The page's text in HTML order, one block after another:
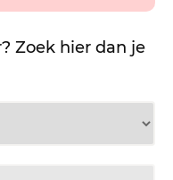
Zoek hier dan je